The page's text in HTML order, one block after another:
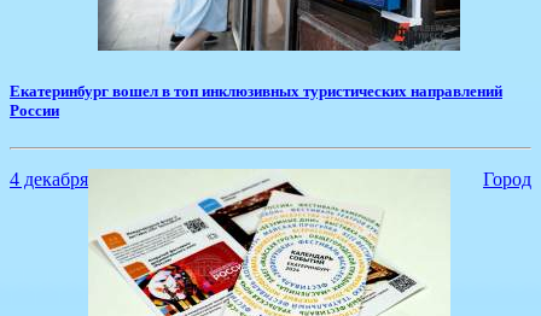
Екатеринбург вошел в топ инклюзивных туристических направлений
России
4 декабря Город